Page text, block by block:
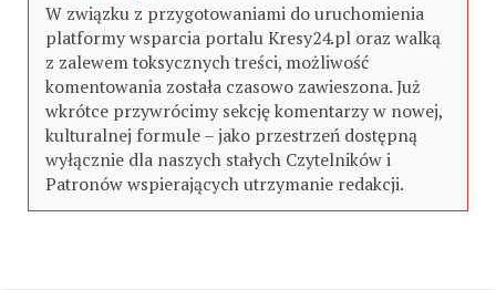
W związku z przygotowaniami do uruchomienia
platformy wsparcia portalu Kresy24.pl oraz walką
z zalewem toksycznych treści, możliwość
komentowania została czasowo zawieszona. Już
wkrótce przywrócimy sekcję komentarzy w nowej,
kulturalnej formule – jako przestrzeń dostępną
wyłącznie dla naszych stałych Czytelników i
Patronów wspierających utrzymanie redakcji.